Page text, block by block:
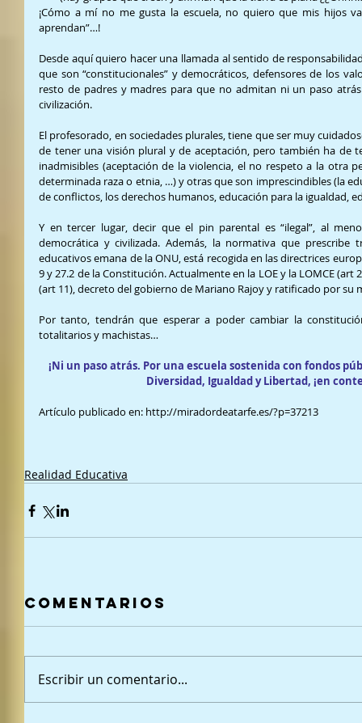
¡Cómo a mí no me gusta la escuela, no quiero que mis hijos
aprendan”…!
Desde aquí quiero hacer una llamada al sentido de
que son “constitucionales” y democráticos, defensores de los
resto de padres y madres para que no admitan ni un paso
civilización.
El profesorado, en sociedades plurales, tiene que ser muy
de tener una visión plural y de aceptación, pero también ha de
inadmisibles (aceptación de la violencia, el no respeto a la otra
determinada raza o etnia, …) y otras que son imprescindibles (la
de conflictos, los derechos humanos, educación para la igualdad,
Y en tercer lugar, decir que el pin parental es “ilegal”, al
democrática y civilizada. Además, la normativa que prescribe
educativos emana de la ONU, está recogida en las directrices
9 y 27.2 de la Constitución. Actualmente en la LOE y la LOMCE (art
(art 11), decreto del gobierno de Mariano Rajoy y ratificado por su
Por tanto, tendrán que esperar a poder cambiar la
totalitarios y machistas…
¡Ni un paso atrás. Por una escuela sostenida con fondos
Diversidad, Igualdad y Libertad, ¡en
Artículo publicado en: http://miradordeatarfe.es/?p=37213
Realidad Educativa
Comentarios
Escribir un comentario...